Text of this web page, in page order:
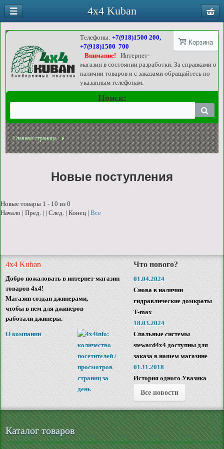
Корзина
Телефоны:+7(918)1500 200,
+7(918)1500 700
Внимание!
Интернет-
магазин в состоянии разработки. За справками о
наличии товаров и с заказами обращайтесь по
указанным телефонам.
Поиск:
Главная страница
Новые поступления
Новые товары 1 - 10 из 0
Начало | Пред. | | След. | Конец | Все
4x4 Kuban
Добро пожаловать в интернет-магазин
товаров 4x4!
Магазин создан джиперами,
чтобы в нем для джиперов
работали джиперы.
О компании
Что нового?
01.04.2024
Снова в наличии
гидравлические домкраты
T-max
18.03.2024
Спальные системы
steward4x4 доступны для
заказа в нашем магазине
01.11.2018
История одного Увазика
Все новости
Каталог товаров
4x4 Kuban